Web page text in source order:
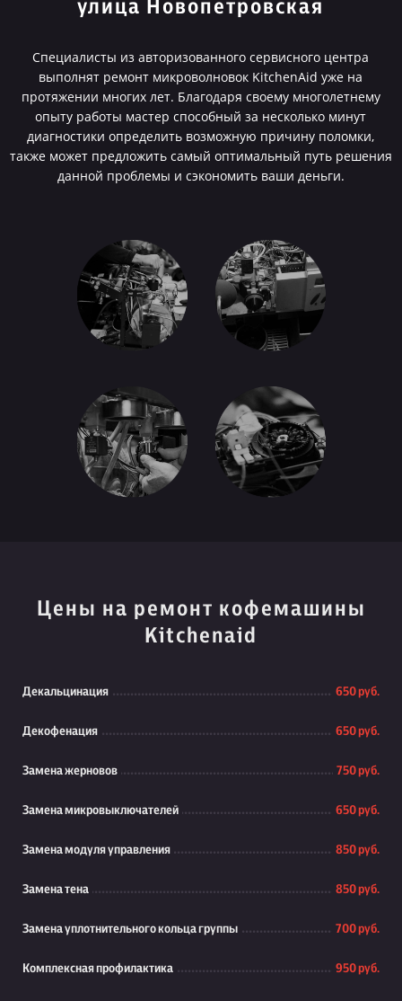
улица Новопетровская
Специалисты из авторизованного сервисного центра
выполнят ремонт микроволновок KitchenAid уже на
протяжении многих лет. Благодаря своему многолетнему
опыту работы мастер способный за несколько минут
диагностики определить возможную причину поломки,
также может предложить самый оптимальный путь решения
данной проблемы и сэкономить ваши деньги.
Цены на ремонт кофемашины
Kitchenaid
Декальцинация 650 руб.
Декофенация 650 руб.
Замена жерновов 750 руб.
Замена микровыключателей 650 руб.
Замена модуля управления 850 руб.
Замена тена 850 руб.
Замена уплотнительного кольца группы 700 руб.
Комплексная профилактика 950 руб.